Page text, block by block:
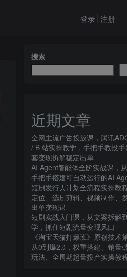
登录 注册
搜索
近期文章
全网主流广告投放课，腾讯
/ B 站实操教学，手把手教投
套变现拆解稳定出单
AI Agent智能体全阶实战课，
手把手搭建可自动运行的AI
短剧发行人计划全流程实操教
定位、选剧剪辑、视频制作、
出单变现课​
短剧实战入门课，从文案拆解
学，抓住短剧流量变现风口
《淘宝天猫打爆班》原创技术
从0到爆2.0，权重搭建、销量
玩法、全周期起量投产实操教